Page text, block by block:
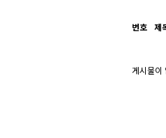
번호 제
게시물이